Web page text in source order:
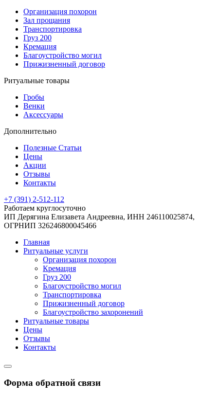
Организация похорон
Зал прощания
Транспортировка
Груз 200
Кремация
Благоустройство могил
Прижизненный договор
Ритуальные товары
Гробы
Венки
Аксессуары
Дополнительно
Полезные Статьи
Цены
Акции
Отзывы
Контакты
+7 (391) 2-512-112
Работаем круглосуточно
ИП Дерягина Елизавета Андреевна, ИНН 246110025874,
ОГРНИП 326246800045466
Главная
Ритуальные услуги
Организация похорон
Кремация
Груз 200
Благоустройство могил
Транспортировка
Прижизненный договор
Благоустройство захоронений
Ритуальные товары
Цены
Отзывы
Контакты
Форма обратной связи